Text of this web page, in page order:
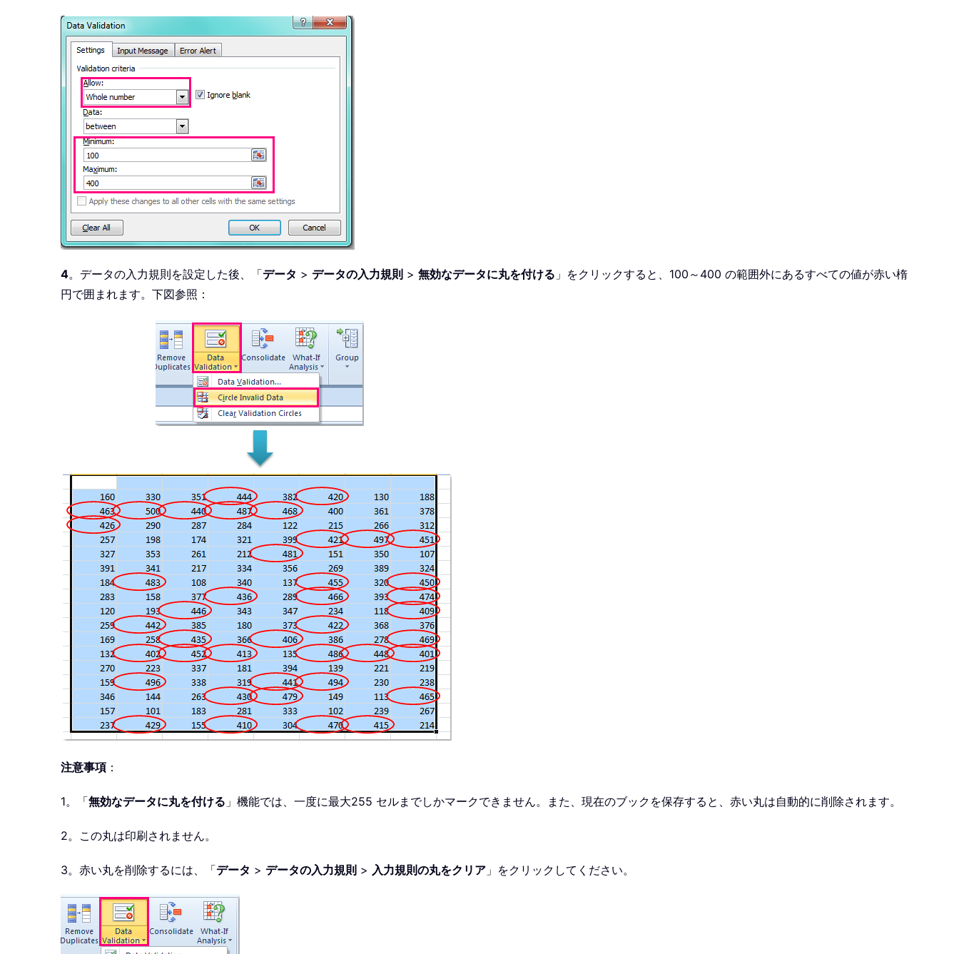
4。データの入力規則を設定した後、「データ > データの入力規則 > 無効なデータに丸を付ける 」をクリックすると、100～400 の範囲外にあるすべての値が赤い楕
円で囲まれます。下図参照：
注意事項 ：
1。「無効なデータに丸を付ける 」機能では、一度に最大255 セルまでしかマークできません。また、現在のブックを保存すると、赤い丸は自動的に削除されます。
2。この丸は印刷されません。
3。赤い丸を削除するには、「データ > データの入力規則 > 入力規則の丸をクリア 」をクリックしてください。